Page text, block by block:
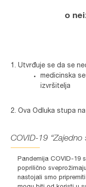
o
Utvrđuje se da se
medicinska
izvršitelja
Ova Odluka stupa
COVID-19 “Zajedno
Pandemija COVID-19
poprilično
nastojali smo